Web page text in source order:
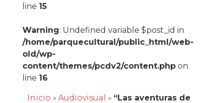
line 15
Warning: Undefined variable $post_id in
/home/parquecultural/public_html/web-
old/wp-
content/themes/pcdv2/content.phpon
line 16
Inicio » Audiovisual » “Las aventuras de